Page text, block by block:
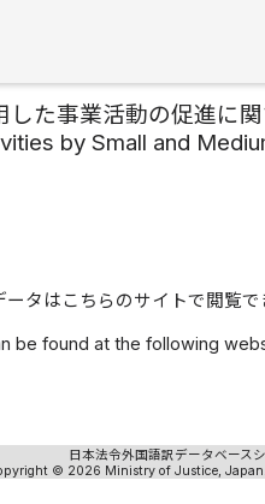
た事業活動の促進に
by Small and
タはこちらのサイトで閲覧で
be found at the following
日本法令外国語訳データベース
© 2026 Ministry of Justice, Japan.